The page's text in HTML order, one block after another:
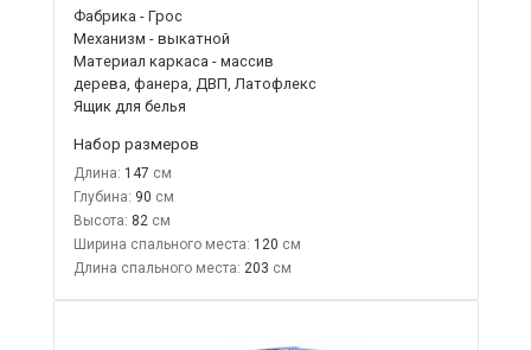
Фабрика - Грос
Механизм - выкатной
Материал каркаса - массив
дерева, фанера, ДВП, Латофлекс
Ящик для белья
Набор размеров
Длина: 147
Глубина: 90
Высота: 82
Ширина спального места: 120
Длина спального места: 203